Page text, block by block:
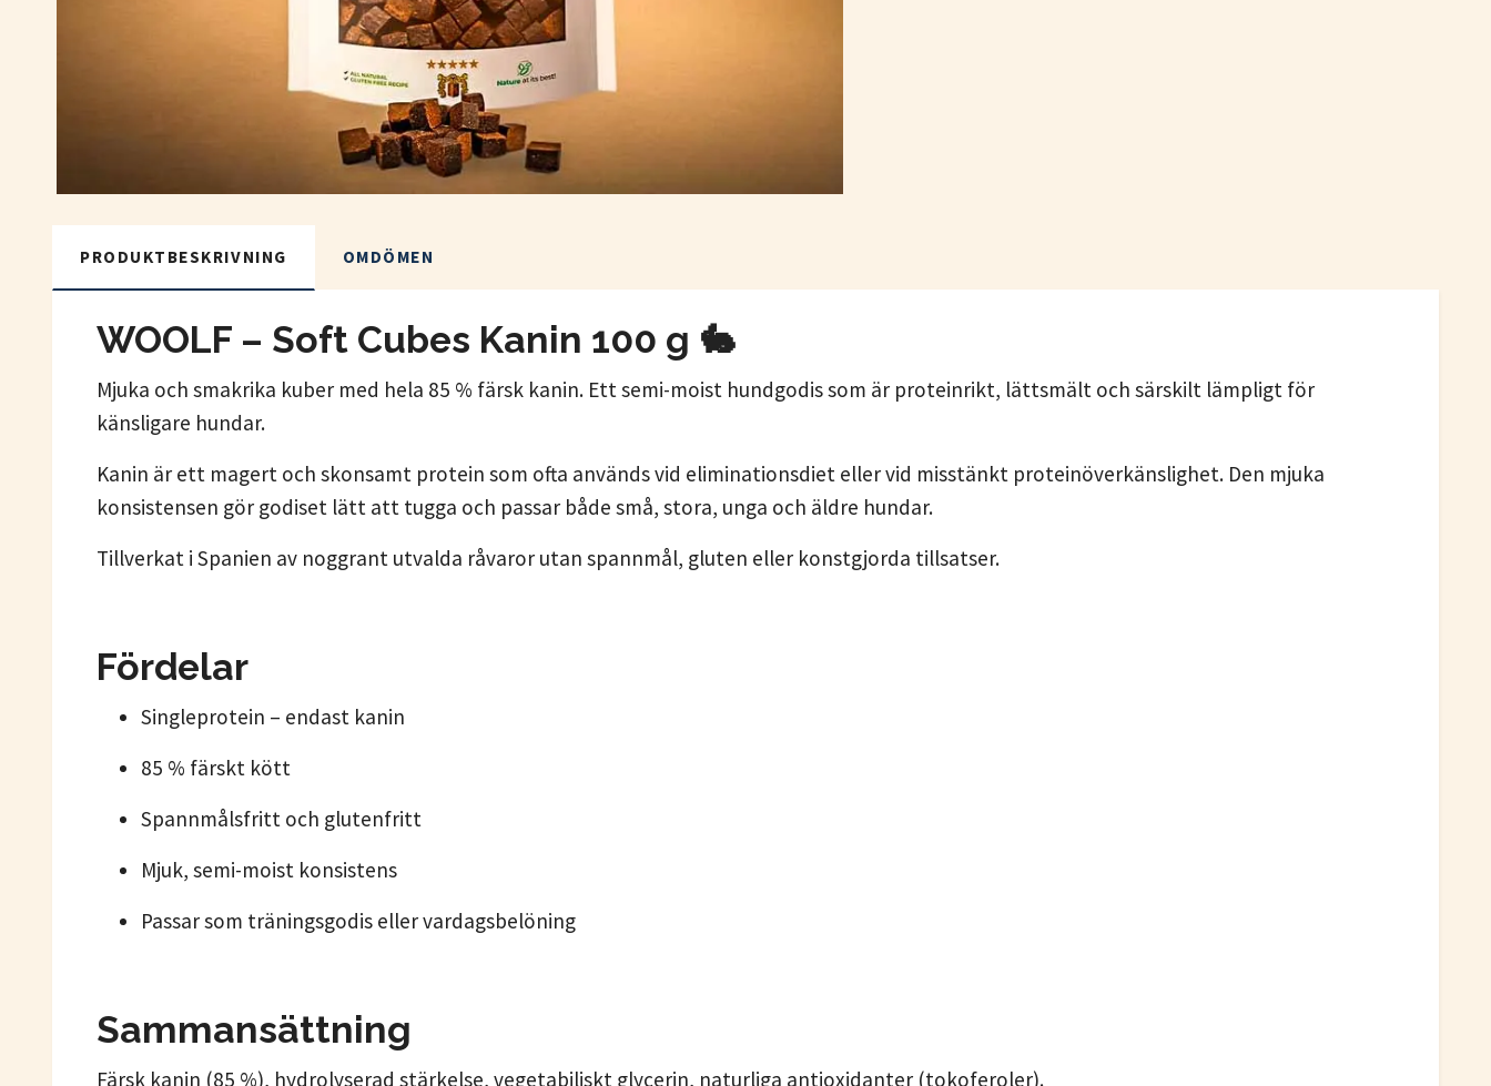
PRODUKTBESKRIVNING OMDÖMEN
WOOLF – Soft Cubes Kanin 100 g 🐇
Mjuka och smakrika kuber med hela 85 % färsk kanin. Ett semi-moist hundgodis som är proteinrikt, lättsmält och särskilt lämpligt för
känsligare hundar.
Kanin är ett magert och skonsamt protein som ofta används vid eliminationsdiet eller vid misstänkt proteinöverkänslighet. Den mjuka
konsistensen gör godiset lätt att tugga och passar både små, stora, unga och äldre hundar.
Tillverkat i Spanien av noggrant utvalda råvaror utan spannmål, gluten eller konstgjorda tillsatser.
Fördelar
Singleprotein – endast kanin
85 % färskt kött
Spannmålsfritt och glutenfritt
Mjuk, semi-moist konsistens
Passar som träningsgodis eller vardagsbelöning
Sammansättning
Färsk kanin (85 %), hydrolyserad stärkelse, vegetabiliskt glycerin, naturliga antioxidanter (tokoferoler).